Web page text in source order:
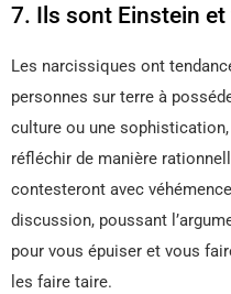
7. Ils sont Einstein
Les narcissiques ont
personnes sur terre à
culture ou une
réfléchir de manière
contesteront avec
discussion, poussant
pour vous épuiser et vous
les faire taire.